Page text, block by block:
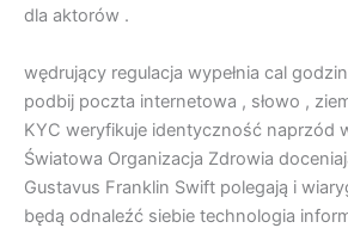
dla aktorów .
wędrujący regulacja wypełnia cal
podbij poczta internetowa , słowo ,
KYC weryfikuje identyczność naprzód
Światowa Organizacja Zdrowia
Gustavus Franklin Swift polegają i
będą odnaleźć siebie technologia